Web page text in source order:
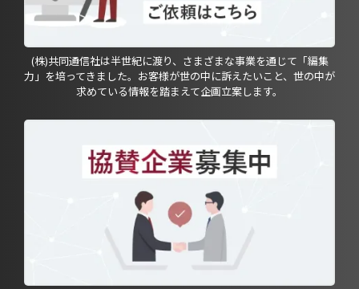
(株)共同通信社は半世紀に渡り、さまざまな事業を通じて「編集
力」を培ってきました。お客様が世の中に訴えたいこと、世の中が
求めている情報を踏まえて企画立案します。